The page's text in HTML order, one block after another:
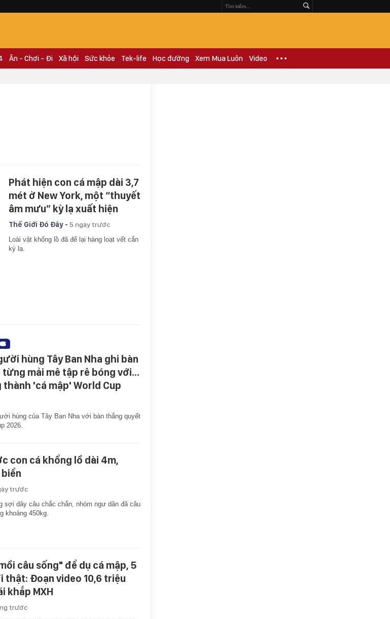
Ăn - Chơi - Đi Xã hội Sức khỏe Tek-life Học đường Xem Mua Luôn Video
Phát hiện con cá mập dài 3,7
mét ở New York, một “thuyết
âm mưu” kỳ lạ xuất hiện
Thế Giới Đó Đây- 5 ngày trước
Loài vật khổng lồ đã để lại hàng loạt vết cắn
kỳ lạ.
hùng Tây Ban Nha ghi bàn
mải mê tập rê bóng với...
thành 'cá mập' World Cup
hùng của Tây Ban Nha với bàn thắng quyết
2026.
con cá khổng lồ dài 4m,
trước
dây câu chắc chắn, nhóm ngư dân đã câu
khoảng 450kg.
câu sống" để dụ cá mập, 5
thật: Đoạn video 10,6 triệu
khắp MXH
trước